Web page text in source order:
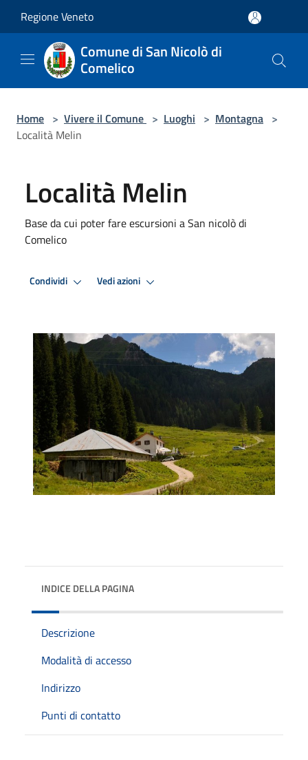
Regione Veneto
Comune di San Nicolò di
Comelico
Home > Vivere il Comune > Luoghi > Montagna >
Località Melin
Località Melin
Base da cui poter fare escursioni a San nicolò di
Comelico
Condividi Vedi azioni
INDICE DELLA PAGINA
Descrizione
Modalità di accesso
Indirizzo
Punti di contatto